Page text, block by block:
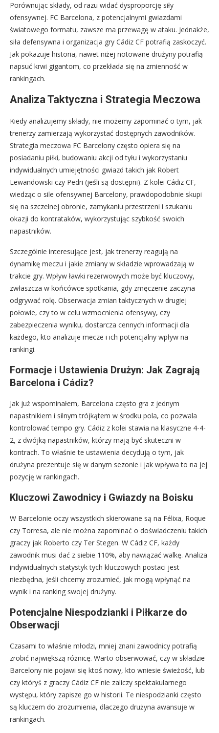
Porównując składy, od razu widać dysproporcję siły
ofensywnej. FC Barcelona, z potencjalnymi gwiazdami
światowego formatu, zawsze ma przewagę w ataku. Jednakże,
siła defensywna i organizacja gry Cádiz CF potrafią zaskoczyć.
Jak pokazuje historia, nawet niżej notowane drużyny potrafią
napsuć krwi gigantom, co przekłada się na zmienność w
rankingach.
Analiza Taktyczna i Strategia Meczowa
Kiedy analizujemy składy, nie możemy zapominać o tym, jak
trenerzy zamierzają wykorzystać dostępnych zawodników.
Strategia meczowa FC Barcelony często opiera się na
posiadaniu piłki, budowaniu akcji od tyłu i wykorzystaniu
indywidualnych umiejętności gwiazd takich jak Robert
Lewandowski czy Pedri (jeśli są dostępni). Z kolei Cádiz CF,
wiedząc o sile ofensywnej Barcelony, prawdopodobnie skupi
się na szczelnej obronie, zamykaniu przestrzeni i szukaniu
okazji do kontrataków, wykorzystując szybkość swoich
napastników.
Szczególnie interesujące jest, jak trenerzy reagują na
dynamikę meczu i jakie zmiany w składzie wprowadzają w
trakcie gry. Wpływ ławki rezerwowych może być kluczowy,
zwłaszcza w końcówce spotkania, gdy zmęczenie zaczyna
odgrywać rolę. Obserwacja zmian taktycznych w drugiej
połowie, czy to w celu wzmocnienia ofensywy, czy
zabezpieczenia wyniku, dostarcza cennych informacji dla
każdego, kto analizuje mecze i ich potencjalny wpływ na
rankingi.
Formacje i Ustawienia Drużyn: Jak Zagrają
Barcelona i Cádiz?
Jak już wspominałem, Barcelona często gra z jednym
napastnikiem i silnym trójkątem w środku pola, co pozwala
kontrolować tempo gry. Cádiz z kolei stawia na klasyczne 4-4-
2, z dwójką napastników, którzy mają być skuteczni w
kontrach. To właśnie te ustawienia decydują o tym, jak
drużyna prezentuje się w danym sezonie i jak wpływa to na jej
pozycję w rankingach.
Kluczowi Zawodnicy i Gwiazdy na Boisku
W Barcelonie oczy wszystkich skierowane są na Félixa, Roque
czy Torresa, ale nie można zapominać o doświadczeniu takich
graczy jak Roberto czy Ter Stegen. W Cádiz CF, każdy
zawodnik musi dać z siebie 110%, aby nawiązać walkę. Analiza
indywidualnych statystyk tych kluczowych postaci jest
niezbędna, jeśli chcemy zrozumieć, jak mogą wpłynąć na
wynik i na ranking swojej drużyny.
Potencjalne Niespodzianki i Piłkarze do
Obserwacji
Czasami to właśnie młodzi, mniej znani zawodnicy potrafią
zrobić największą różnicę. Warto obserwować, czy w składzie
Barcelony nie pojawi się ktoś nowy, kto wniesie świeżość, lub
czy któryś z graczy Cádiz CF nie zaliczy spektakularnego
występu, który zapisze go w historii. Te niespodzianki często
są kluczem do zrozumienia, dlaczego drużyna awansuje w
rankingach.